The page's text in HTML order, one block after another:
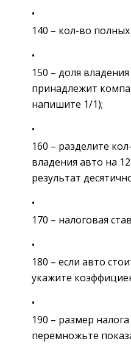
140 – кол-во
150 – доля
принадлежит
напишите 1/1);
160 – разделите
владения авто на
результат
170 – налоговая
180 – если авто
укажите
190 – размер
перемножьте